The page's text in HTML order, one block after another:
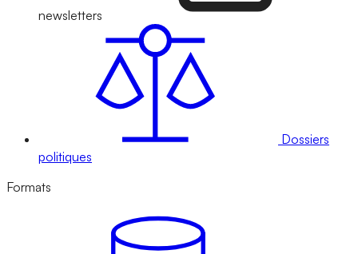
newsletters
Dossiers
politiques
Formats